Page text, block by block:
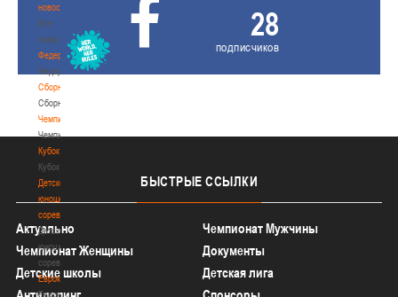
новости
Все
новости
Федерация
Федерация
Сборные
Сборные
Чемпионат
Чемпионат
Кубок
Кубок
Детско-
юношеские
соревнования
Детско-
юношеские
соревнования
Еврокубки
Еврокубки
28
подписчиков
БЫСТРЫЕ ССЫЛКИ
Актуально
Чемпионат Мужчины
Чемпионат Женщины
Документы
Детские школы
Детская лига